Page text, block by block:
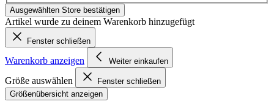
Ausgewählten Store bestätigen
Artikel wurde zu deinem Warenkorb hinzugefügt
Fenster schließen
Warenkorb anzeigen Weiter einkaufen
Größe auswählen
Fenster schließen
Größenübersicht anzeigen